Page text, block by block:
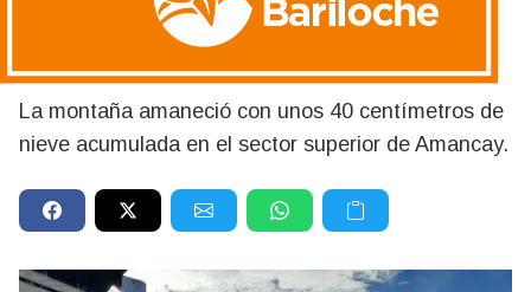
cerro Catedral abrirá este
sábado para peatones
La montaña amaneció con unos 40 centímetros de
nieve acumulada en el sector superior de Amancay.